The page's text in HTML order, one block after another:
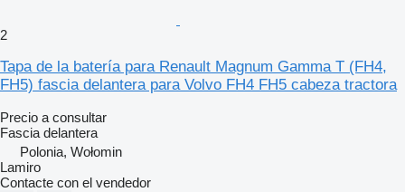
2
Tapa de la batería para Renault Magnum Gamma T (FH4,
FH5) fascia delantera para Volvo FH4 FH5 cabeza tractora
Precio a consultar
Fascia delantera
Polonia, Wołomin
Lamiro
Contacte con el vendedor